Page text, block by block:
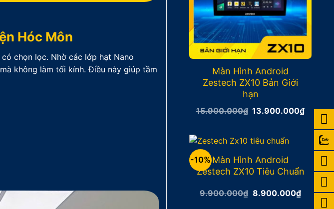
Hóc Môn
chọn lọc. Nhờ các lớp hạt Nano
không làm tối kính. Điều này giúp tầm
Màn Hình Android
Zestech ZX10 Bản Giới
hạn
15.900.000₫ Giá
13.900.000₫Giá
-10% Màn Hình Android
Zestech ZX10 Tiêu Chuẩn
9.900.000₫ Giá
8.900.000₫Giá
hiện